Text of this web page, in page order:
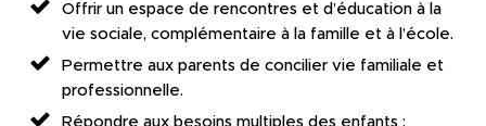
Offrir un espace de rencontres et d’éducation à la
vie sociale, complémentaire à la famille et à l’école.
Permettre aux parents de concilier vie familiale et
professionnelle.
Répondre aux besoins multiples des enfants :